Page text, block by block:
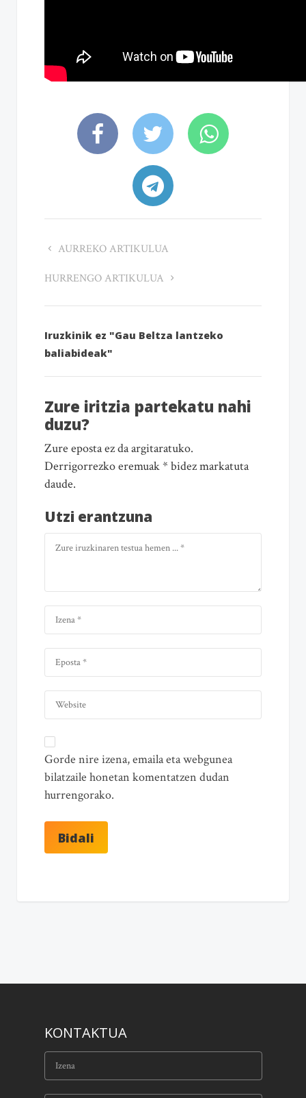
AURREKO ARTIKULUA
HURRENGO ARTIKULUA
Iruzkinik ez "Gau Beltza lantzeko
baliabideak"
Zure iritzia partekatu nahi
duzu?
Zure eposta ez da argitaratuko.
Derrigorrezko eremuak * bidez markatuta
daude.
Utzi erantzuna
Gorde nire izena, emaila eta webgunea
bilatzaile honetan komentatzen dudan
hurrengorako.
KONTAKTUA